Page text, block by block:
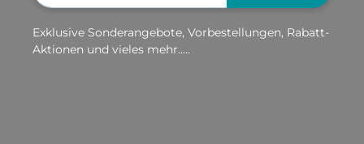
Exklusive Sonderangebote, Vorbestellungen, Rabatt-
Aktionen und vieles mehr.....